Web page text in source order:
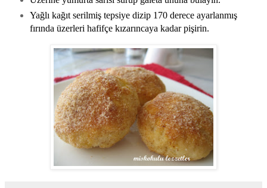
Yağlı kağıt serilmiş tepsiye dizip 170 derece ayarlanmış
fırında üzerleri hafifçe kızarıncaya kadar pişirin.